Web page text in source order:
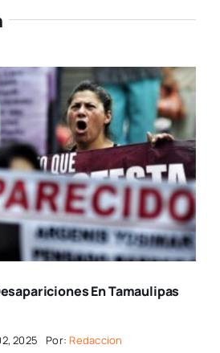
En Tamaulipas
2025 Por: Redaccion